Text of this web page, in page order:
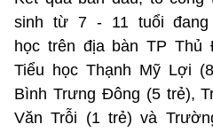
sinh từ 7 - 11 tuổi
học trên địa bàn TP Thủ
Tiểu học Thạnh Mỹ Lợi
Bình Trưng Đông (5 trẻ),
Văn Trỗi (1 trẻ) và